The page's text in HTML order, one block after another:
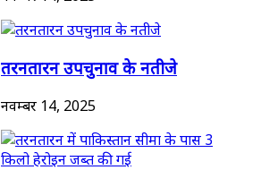
तरनतारन उपचुनाव के नतीजे
नवम्बर 14, 2025